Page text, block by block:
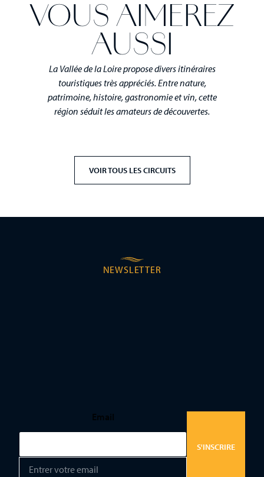
VOUS AIMEREZ
AUSSI
La Vallée de la Loire propose divers itinéraires
touristiques très appréciés. Entre nature,
patrimoine, histoire, gastronomie et vin, cette
région séduit les amateurs de découvertes.
VOIR TOUS LES CIRCUITS
NEWSLETTER
Email
E
S'INSCRIRE